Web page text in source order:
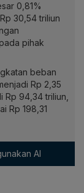
0,81%
30,54 triliun
pihak
beban
Rp 2,35
Rp 94,34 triliun,
Rp 198,31
AI